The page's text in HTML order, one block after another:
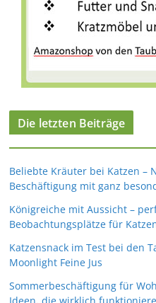
Die letzten Beiträge
Beliebte Kräuter bei Katzen –
Beschäftigung mit ganz
Königreiche mit Aussicht –
Beobachtungsplätze für
Katzensnack im Test bei den
Moonlight Feine Jus
Sommerbeschäftigung für